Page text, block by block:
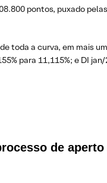
pontos, puxado
toda a curva, em mais
para 11,115%; e DI
de